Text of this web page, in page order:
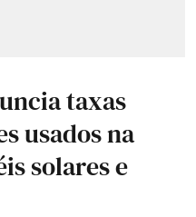
taxas
usados na
solares e